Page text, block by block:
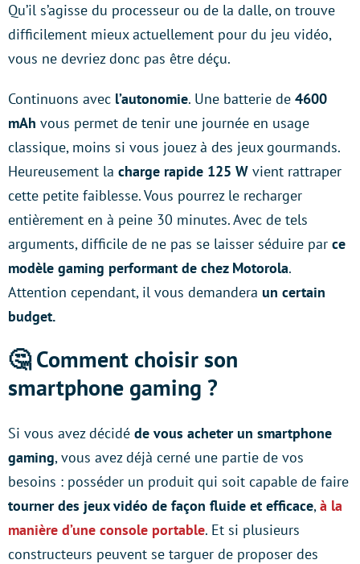
Qu’il s’agisse du processeur ou de la dalle, on trouve
difficilement mieux actuellement pour du jeu vidéo,
vous ne devriez donc pas être déçu.
Continuons avec l’autonomie. Une batterie de 4600
mAh vous permet de tenir une journée en usage
classique, moins si vous jouez à des jeux gourmands.
Heureusement la charge rapide 125 W vient rattraper
cette petite faiblesse. Vous pourrez le recharger
entièrement en à peine 30 minutes. Avec de tels
arguments, difficile de ne pas se laisser séduire par ce
modèle gaming performant de chez Motorola.
Attention cependant, il vous demandera un certain
budget.
🤔 Comment choisir son
smartphone gaming ?
Si vous avez décidé de vous acheter un smartphone
gaming, vous avez déjà cerné une partie de vos
besoins : posséder un produit qui soit capable de faire
tourner des jeux vidéo de façon fluide et efficace,à la
manière d’une console portable. Et si plusieurs
constructeurs peuvent se targuer de proposer des